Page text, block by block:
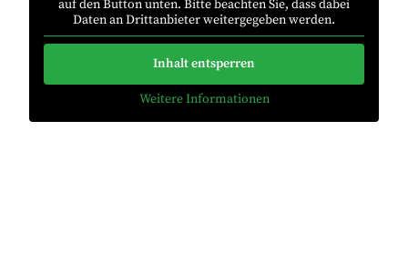
auf den Button unten. Bitte beachten Sie, dass dabei
Daten an Drittanbieter weitergegeben werden.
Inhalt entsperren
Weitere Informationen